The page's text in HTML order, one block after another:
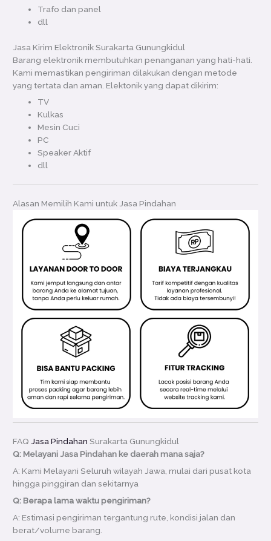
Trafo dan panel
dll
Jasa Kirim Elektronik Surakarta Gunungkidul
Barang elektronik membutuhkan penanganan yang hati-hati.
Kami memastikan pengiriman dilakukan dengan metode
yang tertata dan aman. Elektonik yang dapat dikirim:
TV
Kulkas
Mesin Cuci
PC
Speaker Aktif
dll
Alasan Memilih Kami untuk Jasa Pindahan
FAQJasa Pindahan Surakarta Gunungkidul
Q: Melayani Jasa Pindahan ke daerah mana saja?
A: Kami Melayani Seluruh wilayah Jawa, mulai dari pusat kota
hingga pinggiran dan sekitarnya
Q: Berapa lama waktu pengiriman?
A: Estimasi pengiriman tergantung rute, kondisi jalan dan
berat/volume barang.